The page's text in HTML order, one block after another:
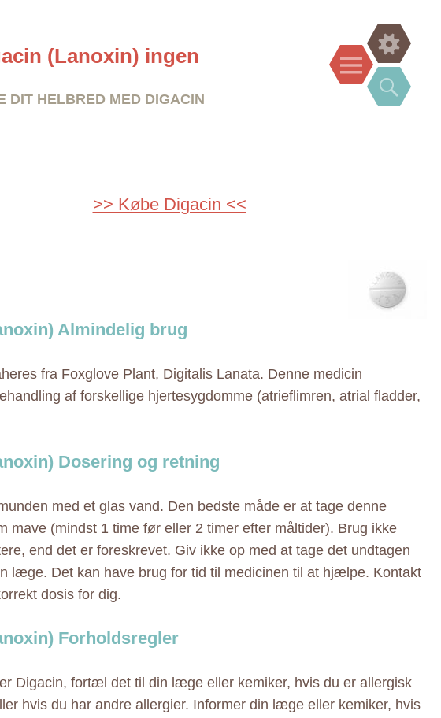
(Lanoxin) ingen
HELBRED MED DIGACIN
Menu
Widgets
Search
>> Købe Digacin <<
Almindelig brug
fra Foxglove Plant, Digitalis Lanata. Denne medicin
af forskellige hjertesygdomme (atrieflimren, atrial fladder,
Dosering og retning
med et glas vand. Den bedste måde er at tage denne
mave (mindst 1 time før eller 2 timer efter måltider). Brug ikke
end det er foreskrevet. Giv ikke op med at tage det undtagen
læge. Det kan have brug for tid til medicinen til at hjælpe. Kontakt
dosis for dig.
Forholdsregler
Digacin, fortæl det til din læge eller kemiker, hvis du er allergisk
hvis du har andre allergier. Informer din læge eller kemiker, hvis